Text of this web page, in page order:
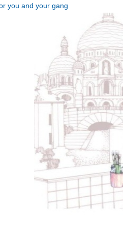
you and your gang